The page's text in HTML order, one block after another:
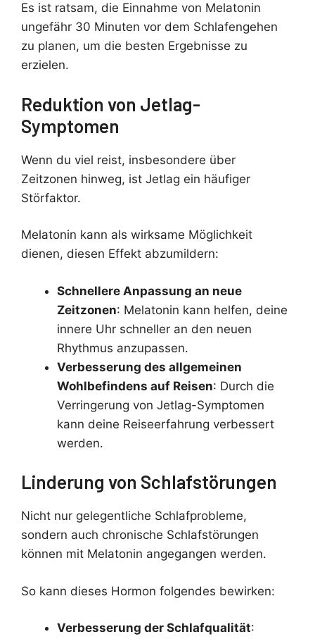
Es ist ratsam, die Einnahme von Melatonin
ungefähr 30 Minuten vor dem Schlafengehen
zu planen, um die besten Ergebnisse zu
erzielen.
Reduktion von Jetlag-
Symptomen
Wenn du viel reist, insbesondere über
Zeitzonen hinweg, ist Jetlag ein häufiger
Störfaktor.
Melatonin kann als wirksame Möglichkeit
dienen, diesen Effekt abzumildern:
Schnellere Anpassung an neue
Zeitzonen: Melatonin kann helfen, deine
innere Uhr schneller an den neuen
Rhythmus anzupassen.
Verbesserung des allgemeinen
Wohlbefindens auf Reisen: Durch die
Verringerung von Jetlag-Symptomen
kann deine Reiseerfahrung verbessert
werden.
Linderung von Schlafstörungen
Nicht nur gelegentliche Schlafprobleme,
sondern auch chronische Schlafstörungen
können mit Melatonin angegangen werden.
So kann dieses Hormon folgendes bewirken:
Verbesserung der Schlafqualität: